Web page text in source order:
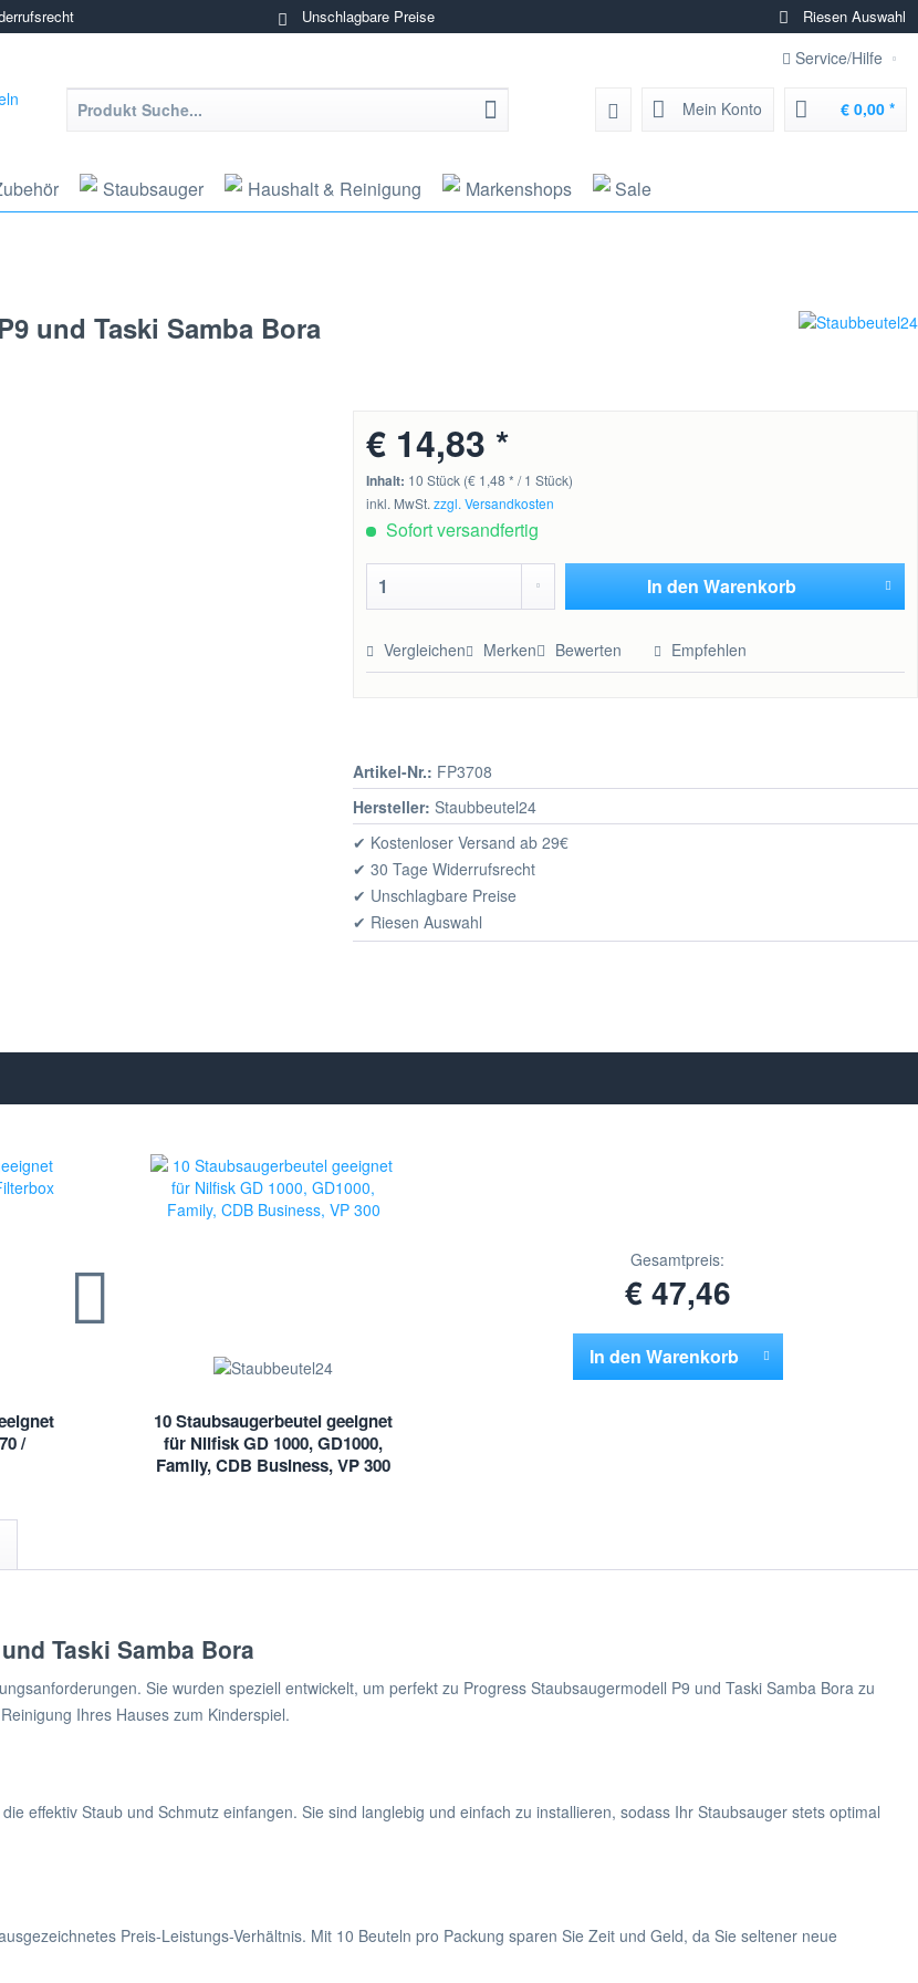
Unschlagbare Preise Riesen Auswahl
Service/Hilfe
Mein Konto € 0,00 *
Staubsauger Haushalt & Reinigung Markenshops Sale
und Taski Samba Bora
€ 14,83 *
Inhalt: 10 Stück (€ 1,48 * / 1 Stück)
inkl. MwSt.zzgl. Versandkosten
Sofort versandfertig
In den Warenkorb
Vergleichen Merken Bewerten Empfehlen
Artikel-Nr.: FP3708
Hersteller: Staubbeutel24
✔ Kostenloser Versand ab 29€
✔ 30 Tage Widerrufsrecht
✔ Unschlagbare Preise
✔ Riesen Auswahl
/
10 Staubsaugerbeutel geeignet
für Nilfisk GD 1000, GD1000,
Family, CDB Business, VP 300
Gesamtpreis:
€ 47,46
In den Warenkorb
Taski Samba Bora
Sie wurden speziell entwickelt, um perfekt zu Progress Staubsaugermodell P9 und Taski Samba Bora zu
Ihres Hauses zum Kinderspiel.
effektiv Staub und Schmutz einfangen. Sie sind langlebig und einfach zu installieren, sodass Ihr Staubsauger stets optimal
Preis-Leistungs-Verhältnis. Mit 10 Beuteln pro Packung sparen Sie Zeit und Geld, da Sie seltener neue